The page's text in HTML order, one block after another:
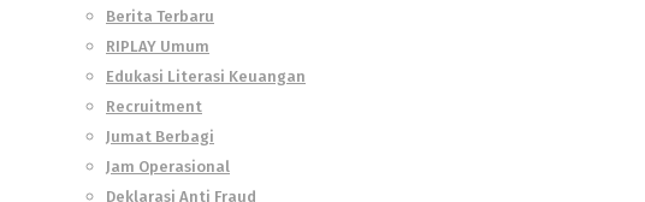
Berita Terbaru
RIPLAY Umum
Edukasi Literasi Keuangan
Recruitment
Jumat Berbagi
Jam Operasional
Deklarasi Anti Fraud